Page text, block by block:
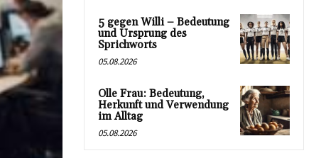
5 gegen Willi – Bedeutung
und Ursprung des
Sprichworts
05.08.2026
Olle Frau: Bedeutung,
Herkunft und Verwendung
im Alltag
05.08.2026